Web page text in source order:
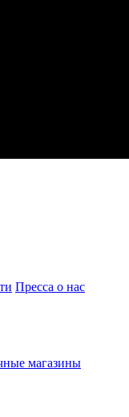
Пресса о нас
магазины